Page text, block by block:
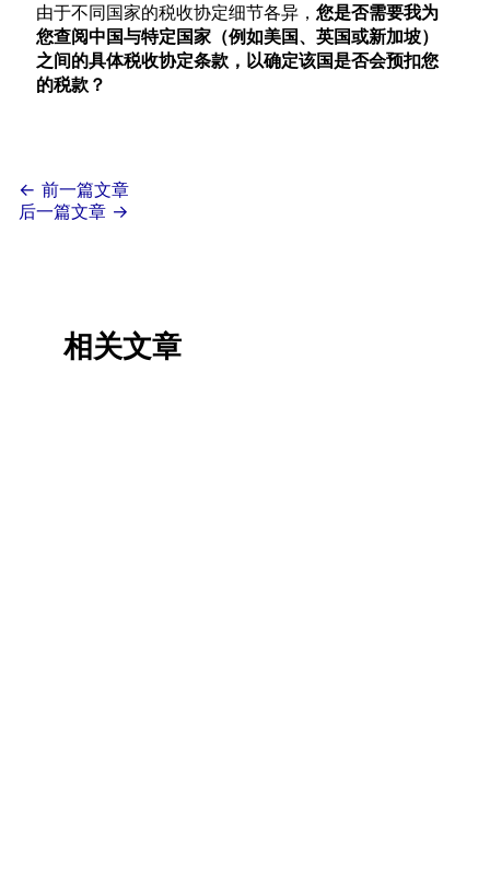
由于不同国家的税收协定细节各异，您是否需要我为
您查阅中国与特定国家（例如美国、英国或新加坡）
之间的具体税收协定条款，以确定该国是否会预扣您
的税款？
← 前一篇文章
后一篇文章 →
相关文章